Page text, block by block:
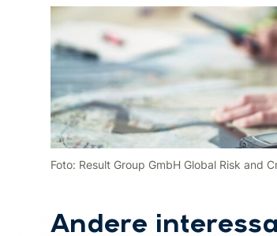
Foto: Result Group GmbH Global Risk and
Andere